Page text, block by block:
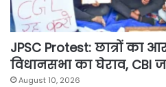
JPSC Protest: छात्रों
विधानसभा का घेराव, CBI
August 10, 2026